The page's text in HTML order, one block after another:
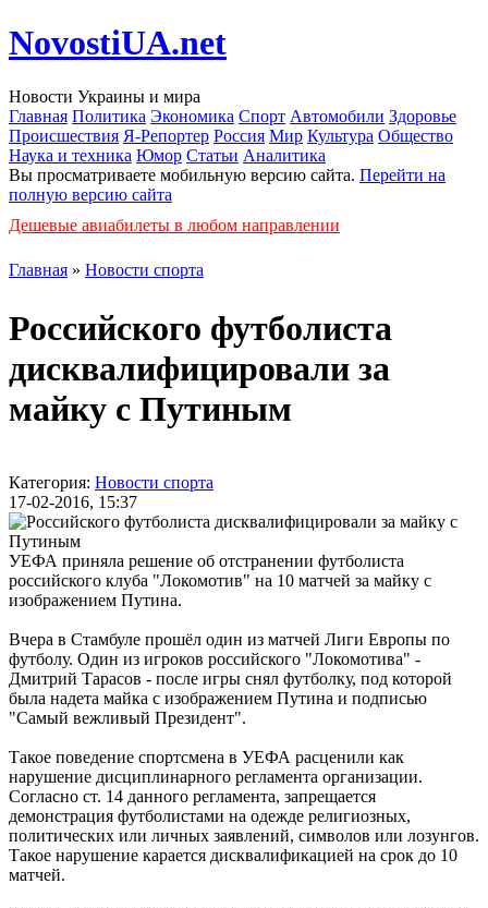
NovostiUA.net
Новости Украины и мира
Главная Политика Экономика Спорт Автомобили Здоровье
Происшествия Я-Репортер Россия Мир Культура Общество
Наука и техника Юмор Статьи Аналитика
Вы просматриваете мобильную версию сайта. Перейти на
полную версию сайта
Дешевые авиабилеты в любом направлении
Главная » Новости спорта
Российского футболиста
дисквалифицировали за
майку с Путиным
Категория: Новости спорта
17-02-2016, 15:37
УЕФА приняла решение об отстранении футболиста
российского клуба "Локомотив" на 10 матчей за майку с
изображением Путина.
Вчера в Стамбуле прошёл один из матчей Лиги Европы по
футболу. Один из игроков российского "Локомотива" -
Дмитрий Тарасов - после игры снял футболку, под которой
была надета майка с изображением Путина и подписью
"Самый вежливый Президент".
Такое поведение спортсмена в УЕФА расценили как
нарушение дисциплинарного регламента организации.
Согласно ст. 14 данного регламента, запрещается
демонстрация футболистами на одежде религиозных,
политических или личных заявлений, символов или лозунгов.
Такое нарушение карается дисквалификацией на срок до 10
матчей.